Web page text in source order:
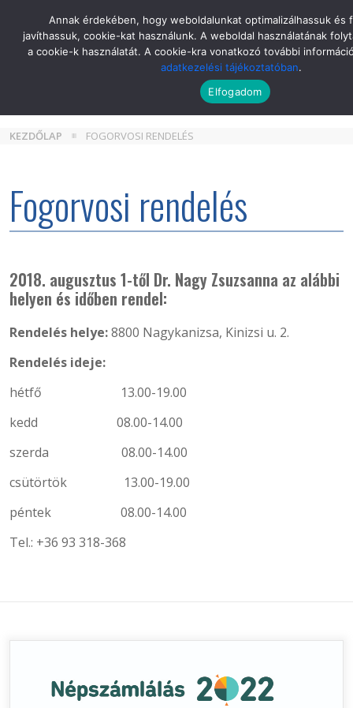
KEZDŐLAP FOGORVOSI RENDELÉS
Fogorvosi rendelés
2018. augusztus 1-től Dr. Nagy Zsuzsanna az alábbi
helyen és időben rendel:
Rendelés helye:8800 Nagykanizsa, Kinizsi u. 2.
Rendelés ideje:
hétfő 13.00-19.00
kedd 08.00-14.00
szerda 08.00-14.00
csütörtök 13.00-19.00
péntek 08.00-14.00
Tel.: +36 93 318-368
Annak érdekében, hogy weboldalunkat optimalizálhassuk és
javíthassuk, cookie-kat használunk. A weboldal használatának
a cookie-k használatát. A cookie-kra vonatkozó további
adatkezelési tájékoztatóban.
Elfogadom